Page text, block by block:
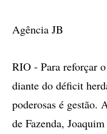
Agência JB
RIO - Para reforçar
diante do déficit
poderosas é gestão.
de Fazenda,